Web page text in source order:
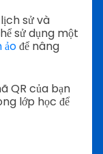
sử và
sử dụng một
ảođể nâng
QR của bạn
lớp học để